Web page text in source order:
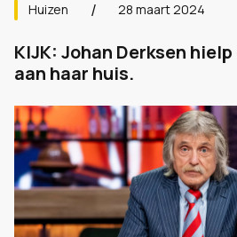
Huizen 28 maart 2024
KIJK: Johan Derksen
aan haar huis.